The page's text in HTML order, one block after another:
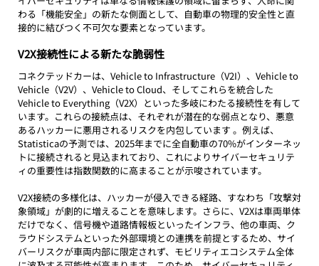
わる「機能安全」の新たな側面として、自動車の物理的安全性と直
接的に結びつく不可欠な要素となっています。
V2X接続性による新たな脆弱性
コネクテッドカーは、Vehicle to Infrastructure（V2I）、Vehicle to
Vehicle（V2V）、Vehicle to Cloud、そしてこれらを統合した
Vehicle to Everything（V2X）といった多岐にわたる接続性を有して
います。これらの接続点は、それぞれが潜在的な弱点となり、悪意
あるハッカーに悪用されるリスクを内包しています 。例えば、
Statisticaの予測では、2025年までに全自動車の70%がインターネッ
トに接続されると見込まれており、これによりサイバーセキュリテ
ィの重要性は指数関数的に高まることが示唆されています。
V2X接続の多様化は、ハッカーが侵入できる経路、すなわち「攻撃対
象領域」が劇的に増えることを意味します。さらに、V2Xは車両単体
だけでなく、信号機や道路情報板といったインフラ、他の車両、ク
ラウドシステムといった外部環境との連携を前提とするため、サイ
バーリスクが車両内部に限定されず、モビリティエコシステム全体